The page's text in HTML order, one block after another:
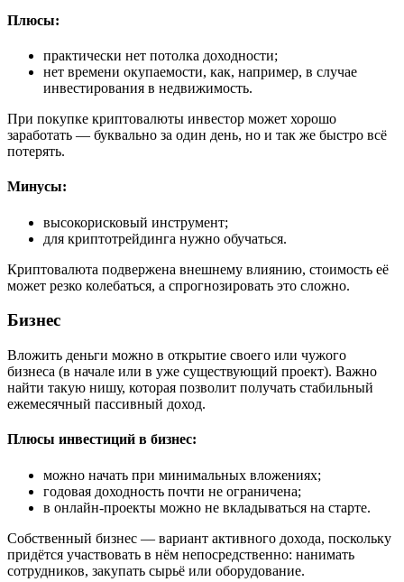
Плюсы:
практически нет потолка доходности;
нет времени окупаемости, как, например, в случае
инвестирования в недвижимость.
При покупке криптовалюты инвестор может хорошо
заработать — буквально за один день, но и так же быстро всё
потерять.
Минусы:
высокорисковый инструмент;
для криптотрейдинга нужно обучаться.
Криптовалюта подвержена внешнему влиянию, стоимость её
может резко колебаться, а спрогнозировать это сложно.
Бизнес
Вложить деньги можно в открытие своего или чужого
бизнеса (в начале или в уже существующий проект). Важно
найти такую нишу, которая позволит получать стабильный
ежемесячный пассивный доход.
Плюсы инвестиций в бизнес:
можно начать при минимальных вложениях;
годовая доходность почти не ограничена;
в онлайн-проекты можно не вкладываться на старте.
Собственный бизнес — вариант активного дохода, поскольку
придётся участвовать в нём непосредственно: нанимать
сотрудников, закупать сырьё или оборудование.